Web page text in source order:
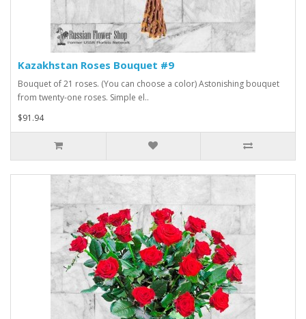
Kazakhstan Roses Bouquet #9
Bouquet of 21 roses. (You can choose a color) Astonishing bouquet
from twenty-one roses. Simple el..
$91.94